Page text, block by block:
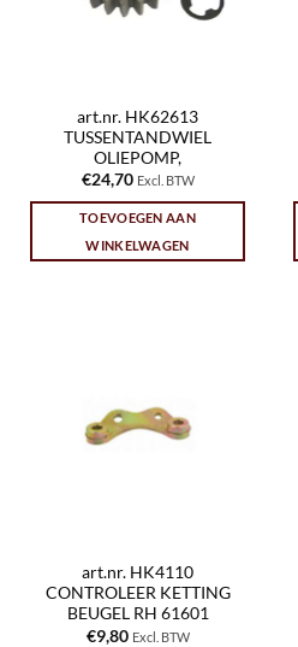
art.nr. HK62613
TUSSENTANDWIEL
OLIEPOMP,
€24,70 Excl. BTW
TOEVOEGEN AAN
WINKELWAGEN
art.nr. HK4110
CONTROLEER KETTING
BEUGEL RH 61601
€9,80 Excl. BTW